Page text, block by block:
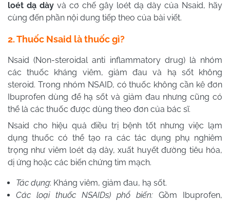
loét dạ dày và cơ chế gây loét dạ dày của Nsaid, hãy
cùng đến phần nội dung tiếp theo của bài viết.
2. Thuốc Nsaid là thuốc gì?
Nsaid (Non-steroidal anti inflammatory drug) là nhóm
các thuốc kháng viêm, giảm đau và hạ sốt không
steroid. Trong nhóm NSAID, có thuốc không cần kê đơn
Ibuprofen dùng để hạ sốt và giảm đau nhưng cũng có
thể là các thuốc được dùng theo đơn của bác sĩ.
Nsaid cho hiệu quả điều trị bệnh tốt nhưng việc lạm
dụng thuốc có thể tạo ra các tác dụng phụ nghiêm
trọng như viêm loét dạ dày, xuất huyết đường tiêu hóa,
dị ứng hoặc các biến chứng tim mạch.
Tác dụng: Kháng viêm, giảm đau, hạ sốt.
Các loại thuốc NSAIDs) phổ biến: Gồm Ibuprofen,